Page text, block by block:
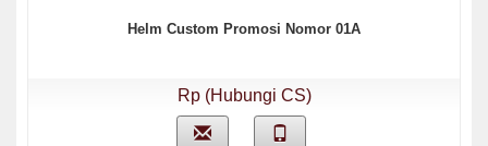
Helm Custom Promosi Nomor 01A
Rp (Hubungi CS)